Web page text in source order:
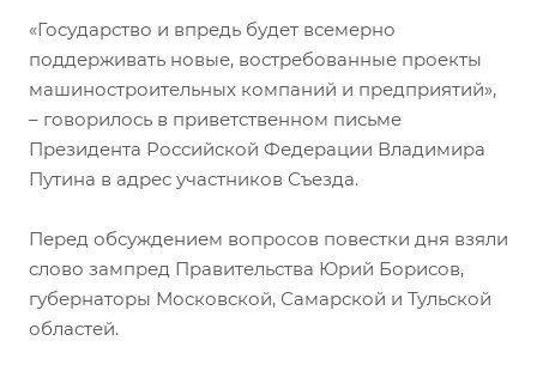
«Государство и впредь будет всемерно
поддерживать новые, востребованные проекты
машиностроительных компаний и предприятий»,
– говорилось в приветственном письме
Президента Российской Федерации Владимира
Путина в адрес участников Съезда.
Перед обсуждением вопросов повестки дня взяли
слово зампред Правительства Юрий Борисов,
губернаторы Московской, Самарской и Тульской
областей.